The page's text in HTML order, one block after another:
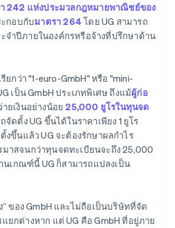
242 แห่งประมวลกฎหมายพาณิชย์ของ
กอบกับมาตรา 264 โดย UG สามารถ
จำปีภายในองค์กรหรือจ้างที่ปรึกษาด้าน
ยกว่า "1-euro-GmbH" หรือ "mini-
เป็น GmbH ประเภทพิเศษ ถึงแม้ผู้ก่อ
ยเงินอย่างน้อย 25,000 ยูโรในทุนจด
ดตั้ง UG ขึ้นได้ในราคาเพียง 1 ยูโร
งขึ้นแล้ว UG จะต้องรักษาผลกำไร
าสจนกว่าทุนจดทะเบียนจะถึง 25,000
นเกณฑ์นี้ UG ก็สามารถแปลงเป็น
” ของ GmbH และไม่ถือเป็นบริษัทที่จัด
ยกต่างหาก แต่ UG คือ GmbH ที่อยู่ภาย